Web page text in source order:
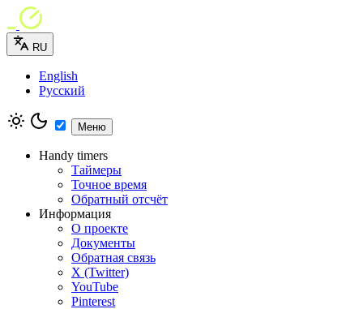
RU
English
Русский
Меню
Handy timers
Таймеры
Точное время
Обратный отсчёт
Информация
О проекте
Документы
Обратная связь
X (Twitter)
YouTube
Pinterest